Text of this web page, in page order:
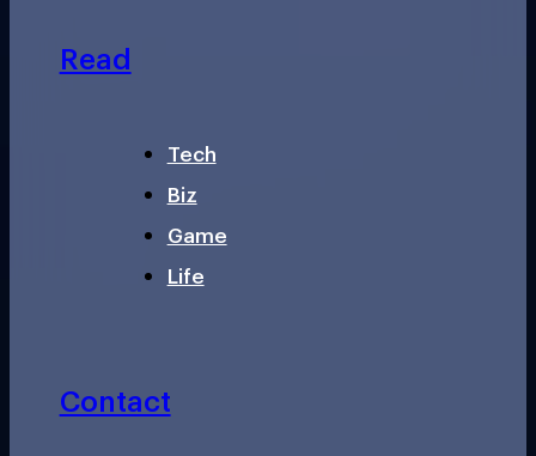
Read
Tech
Biz
Game
Life
Contact